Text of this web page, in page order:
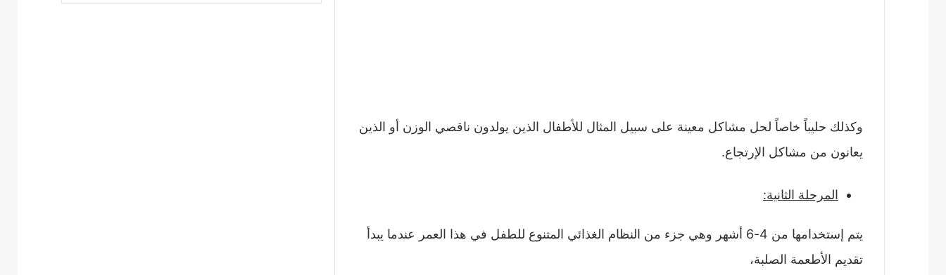
وكذلك حليباً خاصاً لحل مشاكل معينة على سبيل المثال للأطفال الذين يولدون ناقصي الوزن أو الذين
يعانون من مشاكل الإرتجاع.
المرحلة الثانية:
يتم إستخدامها من 4-6 أشهر وهي جزء من النظام الغذائي المتنوع للطفل في هذا العمر عندما يبدأ
تقديم الأطعمة الصلبة،